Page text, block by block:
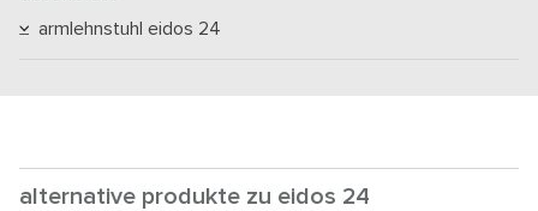
armlehnstuhl eidos 24
alternative produkte zu eidos 24